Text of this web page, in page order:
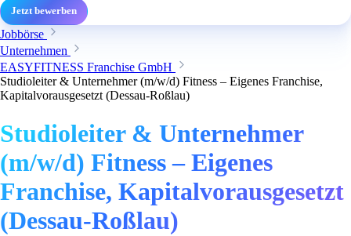
Jetzt bewerben
Jobbörse
Unternehmen
EASYFITNESS Franchise GmbH
Studioleiter & Unternehmer (m/w/d) Fitness – Eigenes Franchise,
Kapitalvorausgesetzt (Dessau-Roßlau)
Studioleiter & Unternehmer
(m/w/d) Fitness – Eigenes
Franchise, Kapitalvorausgesetzt
(Dessau-Roßlau)